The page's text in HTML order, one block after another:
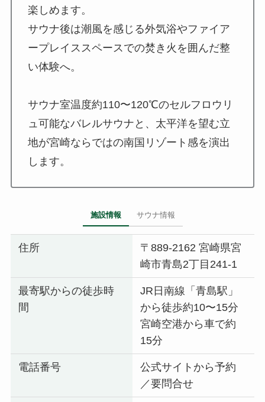
楽しめます。
サウナ後は潮風を感じる外気浴やファイア
ープレイススペースでの焚き火を囲んだ整
い体験へ。
サウナ室温度約110〜120℃のセルフロウリ
ュ可能なバレルサウナと、太平洋を望む立
地が宮崎ならではの南国リゾート感を演出
します。
施設情報 サウナ情報
住所
〒889-2162 宮崎県宮
崎市青島2丁目241-1
最寄駅からの徒歩時
間
JR日南線「青島駅」
から徒歩約10〜15分
宮崎空港から車で約
15分
電話番号
公式サイトから予約
／要問合せ